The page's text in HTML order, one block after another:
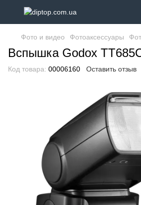
Фото и видео Фотоаксессуары
Вспышка Godox
Код товара: 00006160 Оставить отзыв